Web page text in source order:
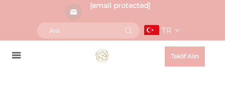
[email protected]
TR
Teklif Alın